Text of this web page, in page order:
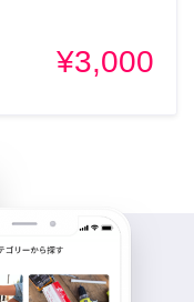
¥3,000